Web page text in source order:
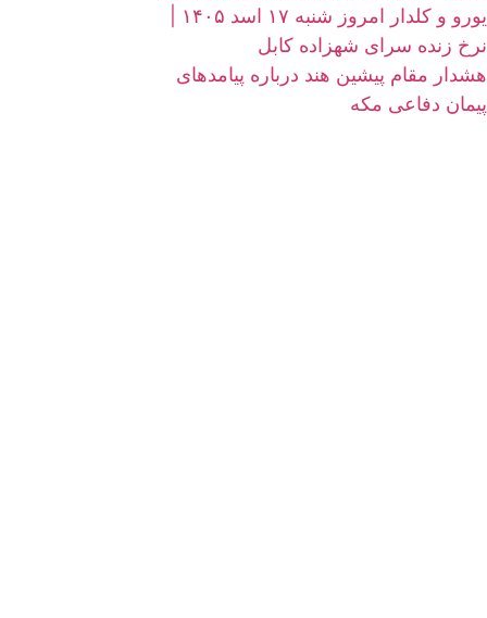
نرخ زنده سرای شهزاده کابل
هشدار مقام پیشین هند درباره پیامدهای
پیمان دفاعی مکه